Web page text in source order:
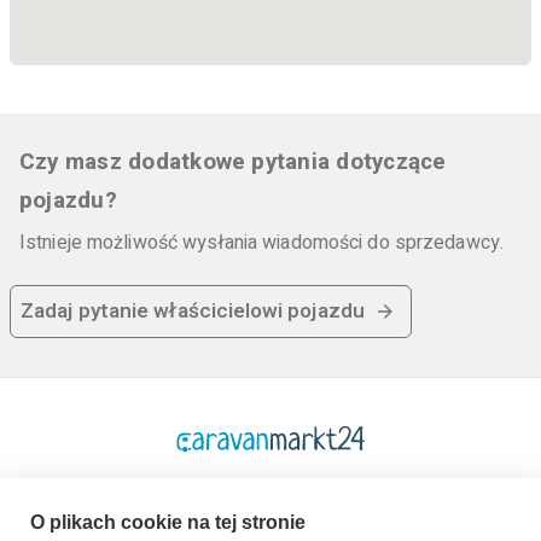
właścicielem.
Poniższe dotyczy sprzedaży klientom prywatnym:
Pojazd jest sprzedawany z wyłączeniem
odpowiedzialności za wady materiałowe.
Czy masz dodatkowe pytania dotyczące
pojazdu?
Istnieje możliwość wysłania wiadomości do sprzedawcy.
Zadaj pytanie właścicielowi pojazdu
O plikach cookie na tej stronie